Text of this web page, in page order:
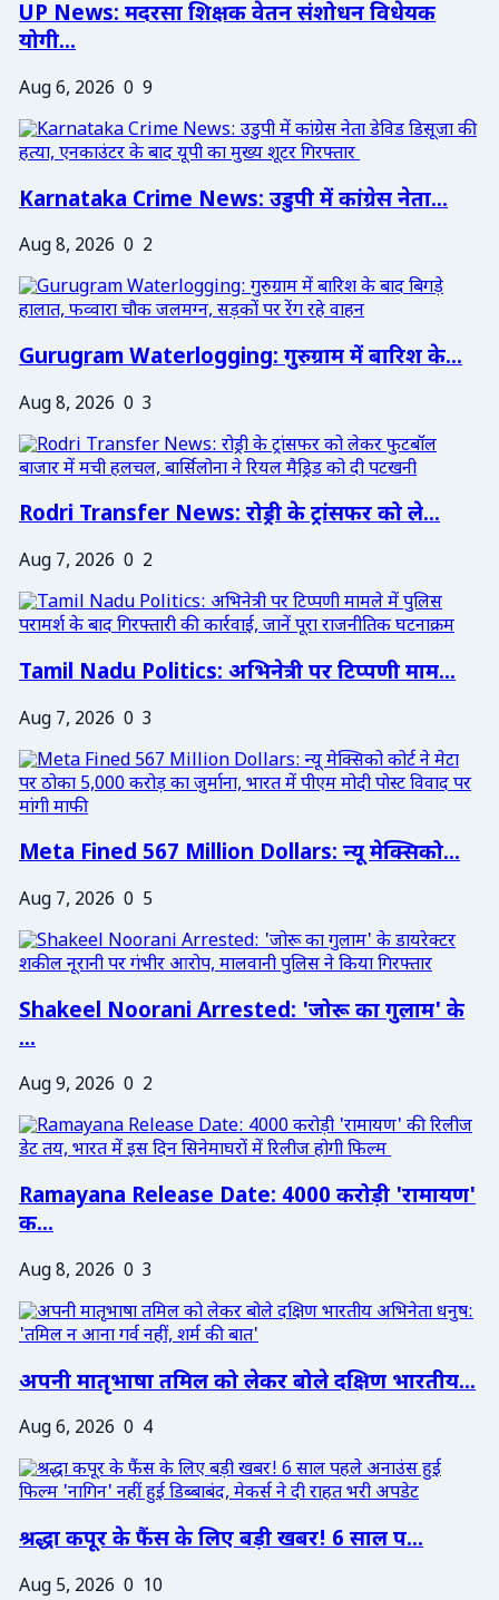
UP News: मदरसा शिक्षक वेतन संशोधन विधेयक
योगी...
Aug 6, 2026 0 9
Karnataka Crime News: उडुपी में कांग्रेस नेता...
Aug 8, 2026 0 2
Gurugram Waterlogging: गुरुग्राम में बारिश के...
Aug 8, 2026 0 3
Rodri Transfer News: रोड्री के ट्रांसफर को ले...
Aug 7, 2026 0 2
Tamil Nadu Politics: अभिनेत्री पर टिप्पणी माम...
Aug 7, 2026 0 3
Meta Fined 567 Million Dollars: न्यू मेक्सिको...
Aug 7, 2026 0 5
Shakeel Noorani Arrested: 'जोरू का गुलाम' के
...
Aug 9, 2026 0 2
Ramayana Release Date: 4000 करोड़ी 'रामायण'
क...
Aug 8, 2026 0 3
अपनी मातृभाषा तमिल को लेकर बोले दक्षिण भारतीय...
Aug 6, 2026 0 4
श्रद्धा कपूर के फैंस के लिए बड़ी खबर! 6 साल प...
Aug 5, 2026 0 10